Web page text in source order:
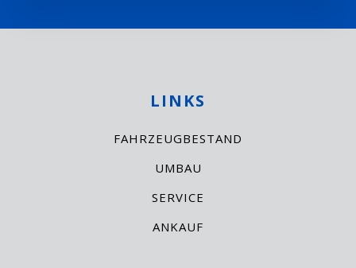
LINKS
FAHRZEUGBESTAND
UMBAU
SERVICE
ANKAUF